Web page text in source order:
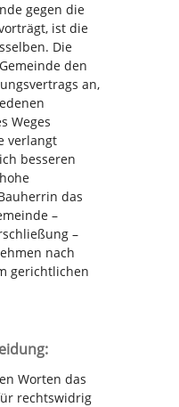
gegen die
ist die
Die
den
an,
Weges
verlangt
besseren
das
–
–
nach
gerichtlichen
Worten das
rechtswidrig